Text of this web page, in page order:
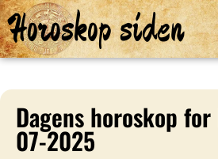
Horoskop siden
Dagens horoskop
07-2025